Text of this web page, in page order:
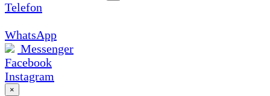
Telefon
WhatsApp
Messenger
Facebook
Instagram
×